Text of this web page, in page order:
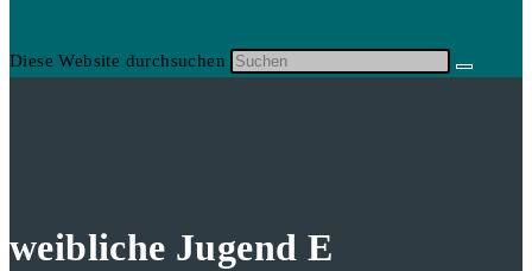
Diese Website durchsuchen
weibliche Jugend E